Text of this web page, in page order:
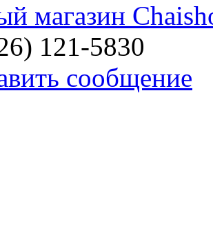
магазин
121-5830
сообщение